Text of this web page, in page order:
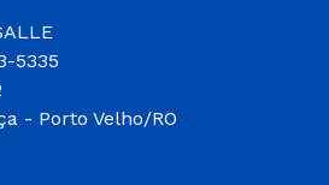
5335
- Porto Velho/RO